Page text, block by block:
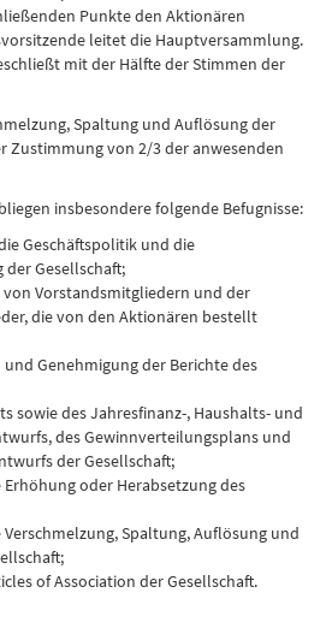
Punkte den Aktionären
leitet die Hauptversammlung.
mit der Hälfte der Stimmen der
Spaltung und Auflösung der
Zustimmung von 2/3 der anwesenden
insbesondere folgende Befugnisse:
Geschäftspolitik und die
Gesellschaft;
Vorstandsmitgliedern und der
die von den Aktionären bestellt
Genehmigung der Berichte des
sowie des Jahresfinanz-, Haushalts- und
des Gewinnverteilungsplans und
der Gesellschaft;
Erhöhung oder Herabsetzung des
Verschmelzung, Spaltung, Auflösung und
of Association der Gesellschaft.